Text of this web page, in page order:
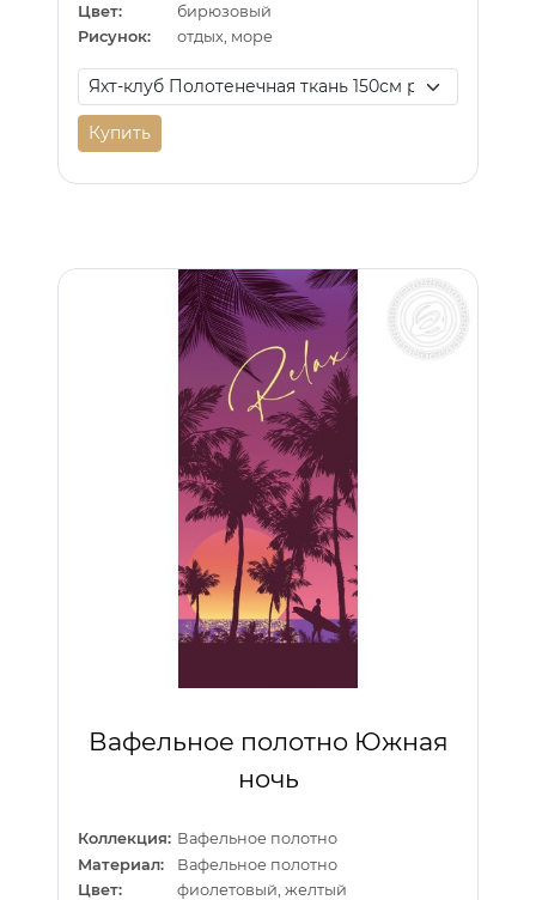
Цвет:
бирюзовый
Рисунок:
отдых, море
Купить
Вафельное полотно Южная
ночь
Коллекция: Вафельное полотно
Материал:
Вафельное полотно
Цвет:
фиолетовый, желтый